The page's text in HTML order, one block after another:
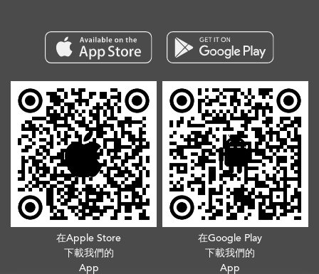
在Apple Store
下載我們的
App
在Google Play
下載我們的
App